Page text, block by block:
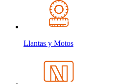
Llantas y Motos